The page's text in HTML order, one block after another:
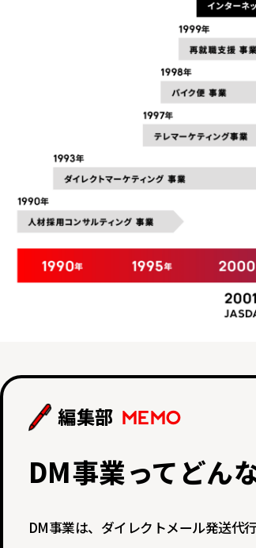
編集部 MEMO
DM事業ってどん
DM事業は、ダイレクトメール発送代